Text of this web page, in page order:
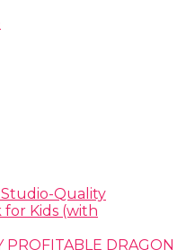
Studio-Quality
for Kids (with
PROFITABLE DRAGON